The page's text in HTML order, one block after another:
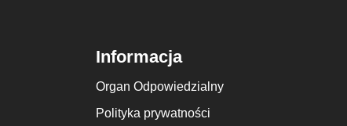
Informacja
Organ Odpowiedzialny
Polityka prywatności